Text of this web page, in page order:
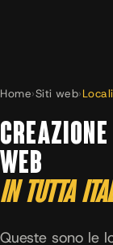
Home›Siti web›
WEB
IN TUTTA
Queste sono le